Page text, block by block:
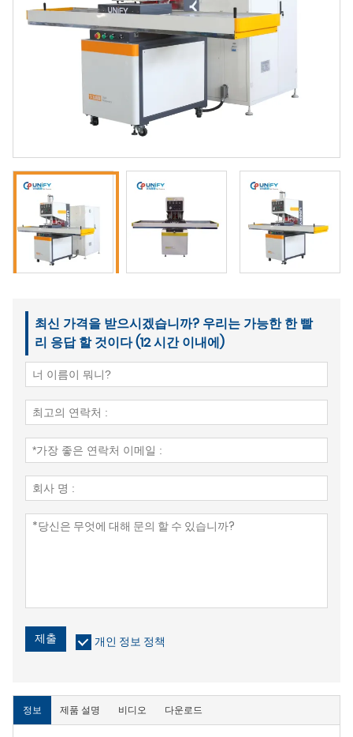
최신 가격을 받으시겠습니까? 우리는 가능한 한 빨
리 응답 할 것이다 (12 시간 이내에)
제출 개인 정보 정책
정보 제품 설명 비디오 다운로드